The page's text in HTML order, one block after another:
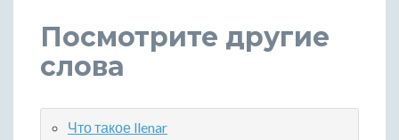
Посмотрите другие
слова
Что такое llenar